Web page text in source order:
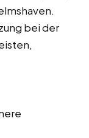
bei der